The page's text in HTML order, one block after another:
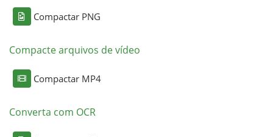
Compactar PNG
Compacte arquivos de vídeo
Compactar MP4
Converta com OCR